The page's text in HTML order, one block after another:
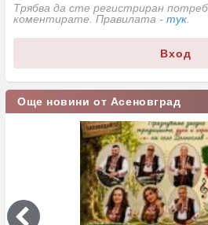
Трябва да сте регистриран
коментирате. Правилата - тук
Вход
Още новини от Асеновград